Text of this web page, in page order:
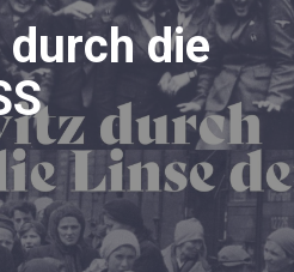
die